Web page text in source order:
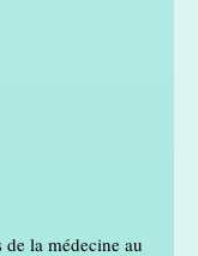
de la médecine au